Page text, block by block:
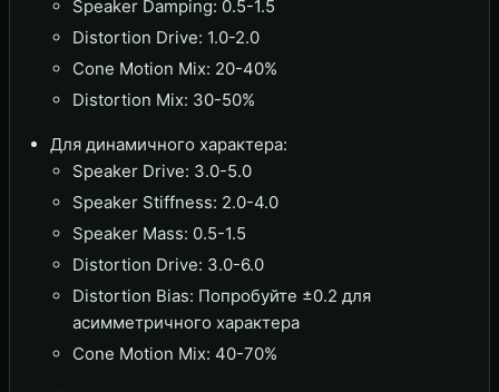
Speaker Damping: 0.5-1.5
Distortion Drive: 1.0-2.0
Cone Motion Mix: 20-40%
Distortion Mix: 30-50%
Для динамичного характера:
Speaker Drive: 3.0-5.0
Speaker Stiffness: 2.0-4.0
Speaker Mass: 0.5-1.5
Distortion Drive: 3.0-6.0
Distortion Bias: Попробуйте ±0.2 для
асимметричного характера
Cone Motion Mix: 40-70%